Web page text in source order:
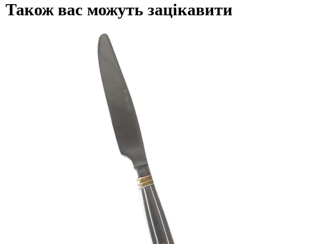
Також вас можуть зацікавити